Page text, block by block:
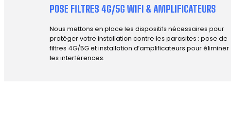
POSE FILTRES 4G/5G WIFI & AMPLIFICATEURS
Nous mettons en place les dispositifs nécessaires pour
protéger votre installation contre les parasites : pose de
filtres 4G/5G et installation d’amplificateurs pour éliminer
les interférences.